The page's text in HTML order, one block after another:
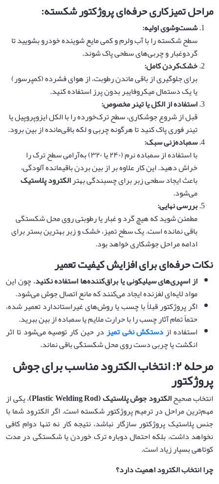
مراحل تمیزکاری حرفه‌ای پروژکتور شکسته:
شست‌وشوی اولیه:
سطح شکسته را با آب ولرم و کمی مایع شوینده خودرو بشویید تا
گردوغبار و چربی‌های سطحی پاک شوند.
خشک‌کردن کامل:
برای جلوگیری از باقی ماندن رطوبت، از هوای فشرده (کمپرسور)
یا یک دستمال میکروفایبر بدون پرز استفاده کنید.
استفاده از الکل یا تینر مخصوص:
قبل از شروع جوشکاری، سطح ترک‌خورده را با الکل ایزوپروپیل یا
تینر فوری پاک کنید تا هرگونه چربی و لکه باقی‌مانده از بین برود.
سمباده‌زنی سبک:
با استفاده از سمباده نرم (۲۴۰ یا ۳۲۰) به‌آرامی سطح ترک را
خراش دهید. این کار علاوه بر از بین بردن باقیمانده آلودگی،
باعث ایجاد سطحی زبر برای چسبندگی بهترالکترود پلاستیک
می‌شود.
بررسی نهایی:
مطمئن شوید که هیچ گرد و غبار یا رطوبتی روی محل شکستگی
باقی نمانده است. یک سطح تمیز، خشک و زبر بهترین بستر برای
ادامه مراحل جوشکاری خواهد بود.
نکات حرفه‌ای برای افزایش کیفیت تعمیر
از اسپری‌های سیلیکونی یا براق‌کننده‌ها استفاده نکنید، چون این
مواد لایه‌ای لغزنده ایجاد می‌کنند که مانع اتصال جوش می‌شود.
اگر پروژکتور قبلاً با چسب یا روش‌های غیراستاندارد تعمیر شده،
حتماً تمام آثار چسب را با حرارت ملایم یا سمباده از بین ببرید.
استفاده ازدستکش نخی تمیزدر حین کار توصیه می‌شود تا اثر
انگشت یا چربی دست روی محل شکستگی باقی نماند.
مرحله۲: انتخاب الکترود مناسب برای جوش
پروژکتور
انتخاب صحیحالکترود جوش پلاستیک(Plastic Welding Rod)
، یکی از
مهم‌ترین مراحل در ترمیم پروژکتور شکسته است. اگر الکترود شما با
جنس پلاستیک پروژکتور سازگار نباشد، نتیجه کار نه تنها دوام کافی
نخواهد داشت، بلکه احتمال دوباره ترک خوردن یا شکستگی در مدت
کوتاهی بسیار زیاد است.
چرا انتخاب الکترود اهمیت دارد؟